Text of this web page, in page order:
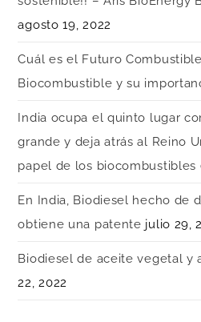
agosto 19, 2022
Cuál es el Futuro
Biocombustible y su
India ocupa el quinto lugar
grande y deja atrás al Reino
papel de los biocombustibles
En India, Biodiesel hecho de
obtiene una patente julio 29,
Biodiesel de aceite vegetal y
22, 2022